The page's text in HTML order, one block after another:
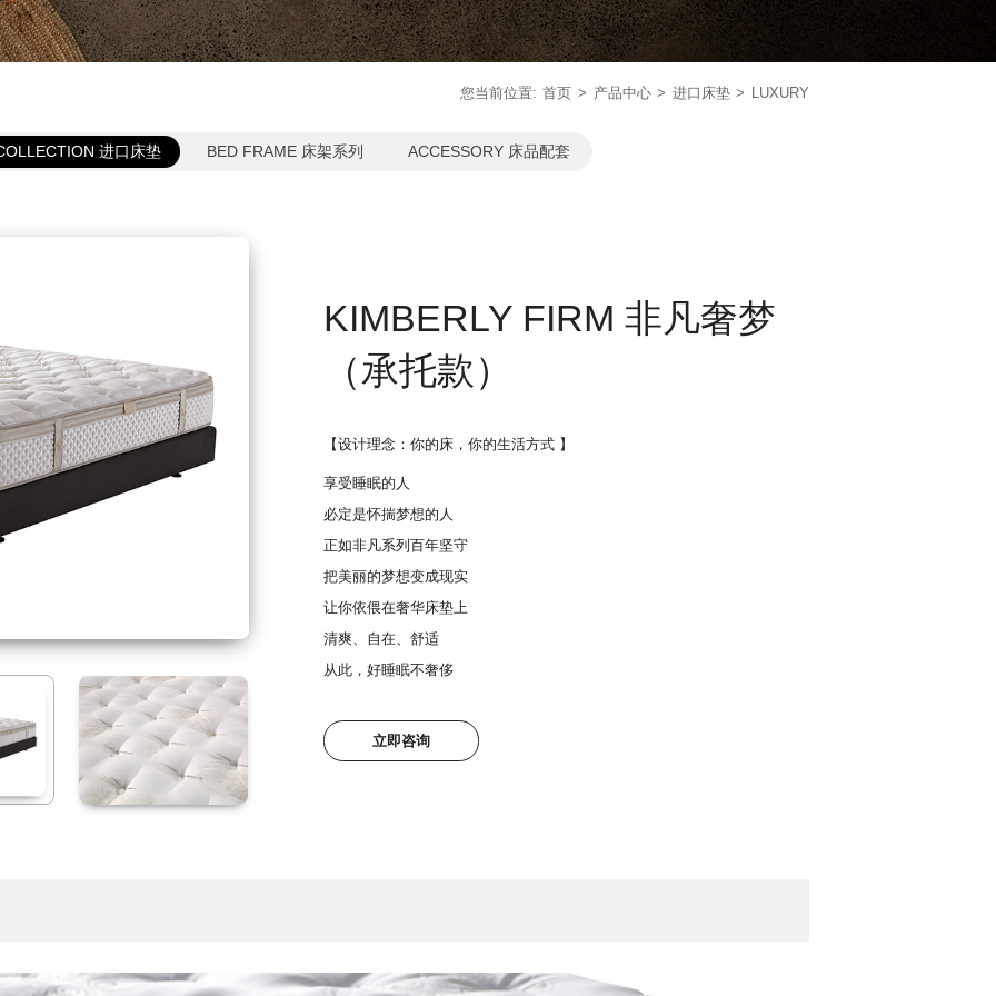
您当前位置: 首页 产品中心 进口床垫 LUXURY
进口床垫 BED FRAME 床架系列 ACCESSORY 床品配套
KIMBERLY FIRM 非凡奢梦
（承托款）
【设计理念：你的床，你的生活方式 】
享受睡眠的人
必定是怀揣梦想的人
正如非凡系列百年坚守
把美丽的梦想变成现实
让你依偎在奢华床垫上
清爽、自在、舒适
从此，好睡眠不奢侈
立即咨询